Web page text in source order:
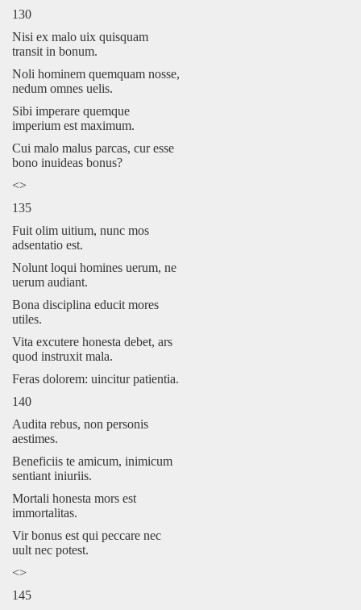
130
Nisi ex malo uix quisquam
transit in bonum.
Noli hominem quemquam nosse,
nedum omnes uelis.
Sibi imperare quemque
imperium est maximum.
Cui malo malus parcas, cur esse
bono inuideas bonus?
<>
135
Fuit olim uitium, nunc mos
adsentatio est.
Nolunt loqui homines uerum, ne
uerum audiant.
Bona disciplina educit mores
utiles.
Vita excutere honesta debet, ars
quod instruxit mala.
Feras dolorem: uincitur patientia.
140
Audita rebus, non personis
aestimes.
Beneficiis te amicum, inimicum
sentiant iniuriis.
Mortali honesta mors est
immortalitas.
Vir bonus est qui peccare nec
uult nec potest.
<>
145